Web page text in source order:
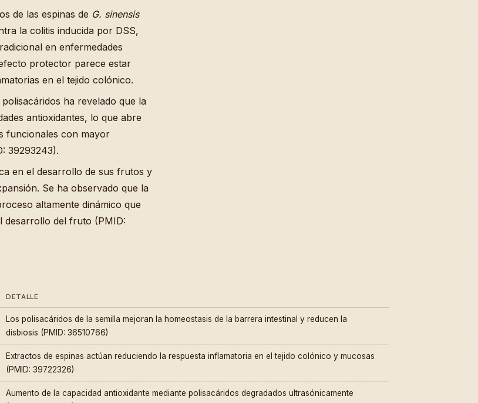
de las espinas de G. sinensis
la colitis inducida por DSS,
en enfermedades
protector parece estar
en el tejido colónico.
ha revelado que la
antioxidantes, lo que abre
funcionales con mayor
39293243).
en el desarrollo de sus frutos y
Se ha observado que la
altamente dinámico que
desarrollo del fruto (PMID:
DETALLE
Los polisacáridos de la semilla mejoran la homeostasis de la barrera intestinal y reducen la
disbiosis (PMID: 36510766)
Extractos de espinas actúan reduciendo la respuesta inflamatoria en el tejido colónico y mucosas
(PMID: 39722326)
Aumento de la capacidad antioxidante mediante polisacáridos degradados ultrasónicamente